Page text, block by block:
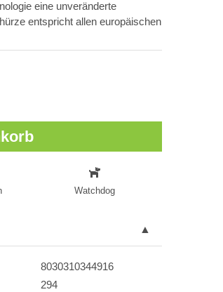
eine unveränderte
entspricht allen europäischen
Watchdog
8030310344916
294